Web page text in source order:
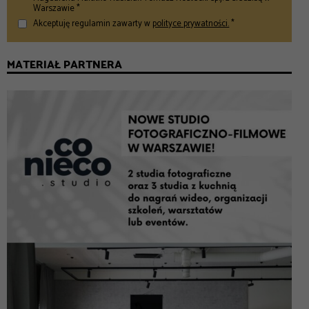
Warszawie *
Akceptuję regulamin zawarty wpolityce prywatności.*
MATERIAŁ PARTNERA